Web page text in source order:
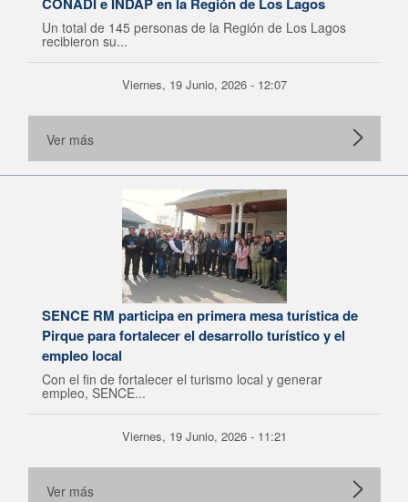
Un total de 145 personas de la Región de Los Lagos
recibieron su...
Viernes, 19 Junio, 2026 - 12:07
Ver más
SENCE RM participa en primera mesa turística de
Pirque para fortalecer el desarrollo turístico y el
empleo local
Con el fin de fortalecer el turismo local y generar
empleo, SENCE...
Viernes, 19 Junio, 2026 - 11:21
Ver más